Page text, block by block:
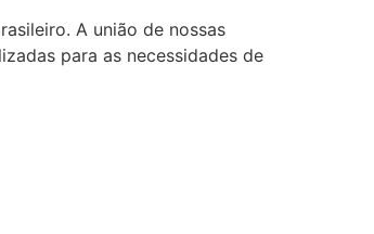
A união de nossas
para as necessidades de